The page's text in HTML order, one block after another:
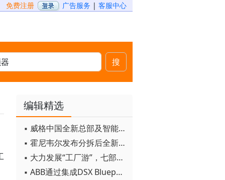
免费注册 广告服务 | 客服中心
搜
编辑精选
▪ 威格中国全新总部及智能工厂启用
▪ 霍尼韦尔发布分拆后全新品牌：霍尼韦尔科技与霍尼韦尔航空航天
▪ 大力发展“工厂游”，七部门联合发文！
▪ ABB通过集成DSX Blueprint AI基础设施，扩大与英伟达的合作